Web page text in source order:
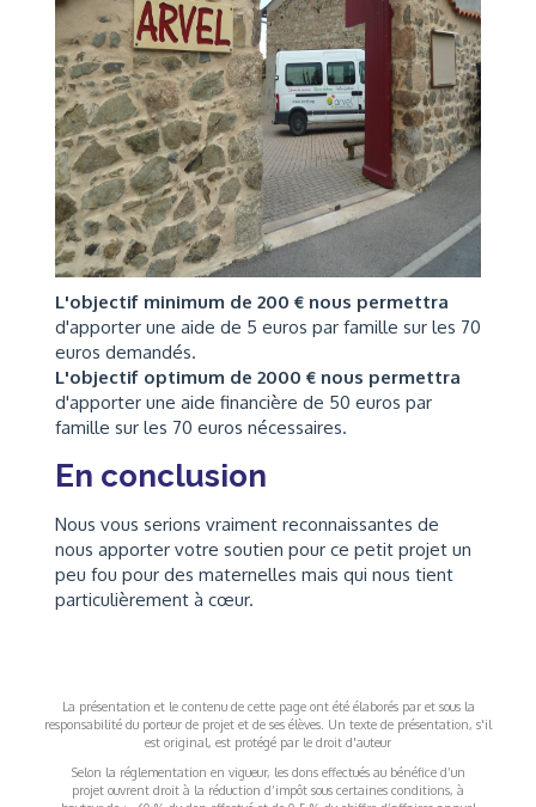
L'objectif minimum de 200 € nous permettra
d'apporter une aide de 5 euros par famille sur les 70
euros demandés.
L'objectif optimum de 2000 € nous permettra
d'apporter une aide financière de 50 euros par
famille sur les 70 euros nécessaires.
En conclusion
Nous vous serions vraiment reconnaissantes de
nous apporter votre soutien pour ce petit projet un
peu fou pour des maternelles mais qui nous tient
particulièrement à cœur.
La présentation et le contenu de cette page ont été élaborés par et sous la
responsabilité du porteur de projet et de ses élèves. Un texte de présentation, s'il
est original, est protégé par le droit d'auteur
Selon la réglementation en vigueur, les dons effectués au bénéfice d’un
projet ouvrent droit à la réduction d’impôt sous certaines conditions, à